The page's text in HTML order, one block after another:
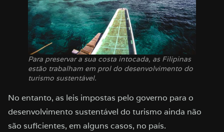
Para preservar a sua costa intocada, as Filipinas
estão trabalham em prol do desenvolvimento do
turismo sustentável.
No entanto, as leis impostas pelo governo para o
desenvolvimento sustentável do turismo ainda não
são suficientes, em alguns casos, no país.